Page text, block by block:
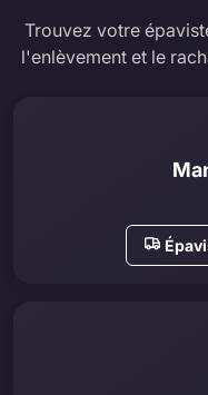
Trouvez votre
l'enlèvement et le